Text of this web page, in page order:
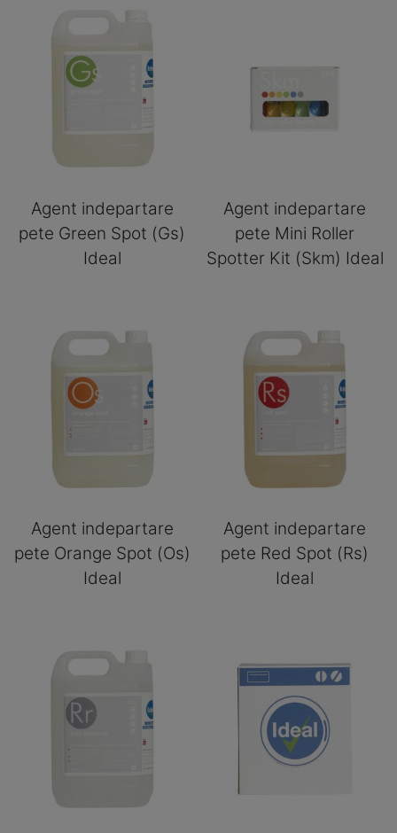
Agent indepartare
pete Green Spot (Gs)
Ideal
Agent indepartare
pete Mini Roller
Spotter Kit (Skm) Ideal
Agent indepartare
pete Orange Spot (Os)
Ideal
Agent indepartare
pete Red Spot (Rs)
Ideal